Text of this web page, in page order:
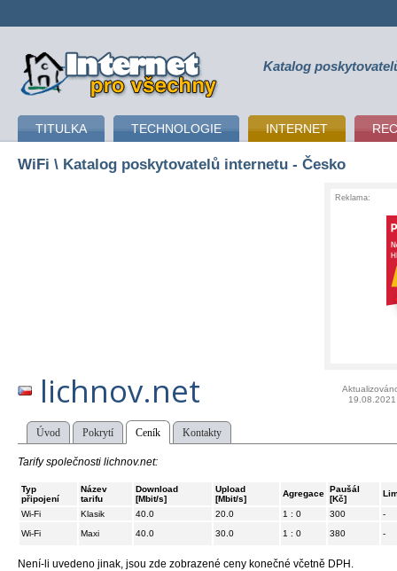
připojení k internetu Katalog
TITULKA TECHNOLOGIE INTERNET
WiFi \ Katalog poskytovatelů internetu - Česko
Reklama:
lichnov.net
19.08.2021
Úvod Pokrytí Ceník Kontakty
Tarify společnosti lichnov.net:
Typ
připojení
Název
tarifu
Download
[Mbit/s]
Upload
[Mbit/s]
Agregace Paušál
[Kč]
Wi-Fi Klasik 40.0 20.0 1 : 0 300
-
Wi-Fi
Maxi 40.0 30.0 1 : 0 380 -
Není-li uvedeno jinak, jsou zde zobrazené ceny konečné včetně DPH.